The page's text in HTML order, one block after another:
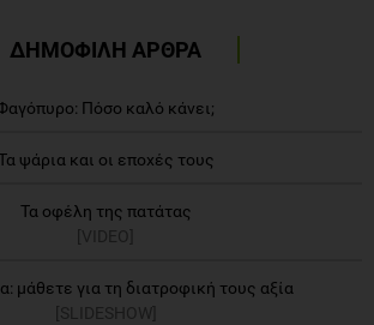
ΔΗΜΟΦΙΛΗ ΑΡΘΡΑ
Πόσο καλό κάνει;
ψάρια και οι εποχές τους
Τα οφέλη της πατάτας
[VIDEO]
μάθετε για τη διατροφική τους αξία
[SLIDESHOW]